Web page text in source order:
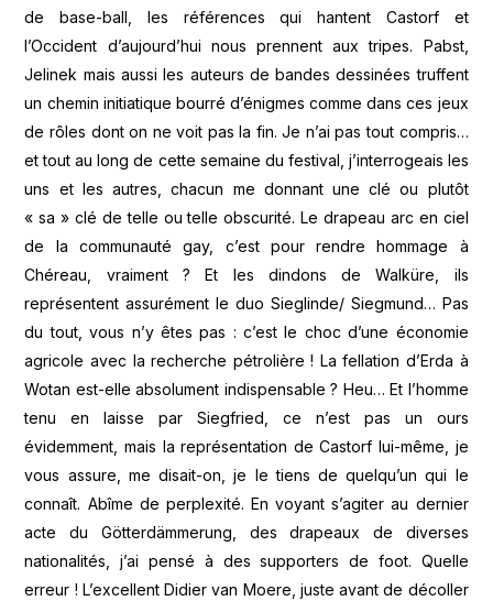
de base-ball, les références qui hantent Castorf et
l’Occident d’aujourd’hui nous prennent aux tripes. Pabst,
Jelinek mais aussi les auteurs de bandes dessinées truffent
un chemin initiatique bourré d’énigmes comme dans ces jeux
de rôles dont on ne voit pas la fin. Je n’ai pas tout compris…
et tout au long de cette semaine du festival, j’interrogeais les
uns et les autres, chacun me donnant une clé ou plutôt
« sa » clé de telle ou telle obscurité. Le drapeau arc en ciel
de la communauté gay, c’est pour rendre hommage à
Chéreau, vraiment ? Et les dindons de Walküre, ils
représentent assurément le duo Sieglinde/ Siegmund… Pas
du tout, vous n’y êtes pas : c’est le choc d’une économie
agricole avec la recherche pétrolière ! La fellation d’Erda à
Wotan est-elle absolument indispensable ? Heu… Et l’homme
tenu en laisse par Siegfried, ce n’est pas un ours
évidemment, mais la représentation de Castorf lui-même, je
vous assure, me disait-on, je le tiens de quelqu’un qui le
connaît. Abîme de perplexité. En voyant s’agiter au dernier
acte du Götterdämmerung, des drapeaux de diverses
nationalités, j’ai pensé à des supporters de foot. Quelle
erreur ! L’excellent Didier van Moere, juste avant de décoller